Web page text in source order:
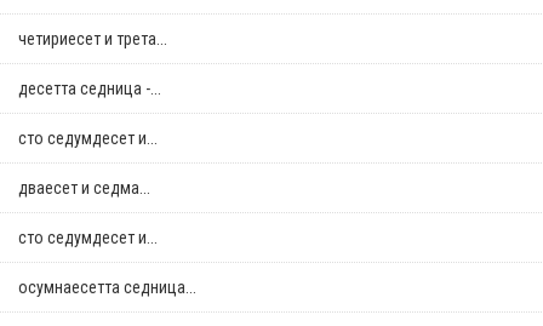
четириесет и трета...
десетта седница -...
сто седумдесет и...
дваесет и седма...
сто седумдесет и...
осумнaесетта седница...